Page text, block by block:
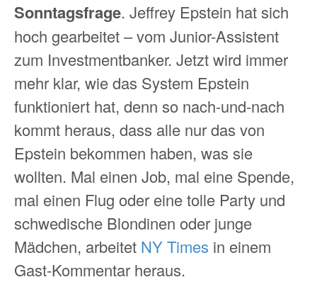
Sonntagsfrage. Jeffrey Epstein hat sich
hoch gearbeitet – vom Junior-Assistent
zum Investmentbanker. Jetzt wird immer
mehr klar, wie das System Epstein
funktioniert hat, denn so nach-und-nach
kommt heraus, dass alle nur das von
Epstein bekommen haben, was sie
wollten. Mal einen Job, mal eine Spende,
mal einen Flug oder eine tolle Party und
schwedische Blondinen oder junge
Mädchen, arbeitet NY Times in einem
Gast-Kommentar heraus.